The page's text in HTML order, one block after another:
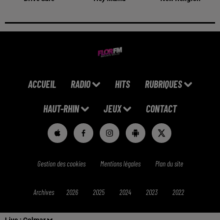
ACCUEIL RADIO HITS RUBRIQUES
HAUT-RHIN JEUX CONTACT
Gestion des cookies Mentions légales Plan du site
Archives 2026 2025 2024 2023 2022